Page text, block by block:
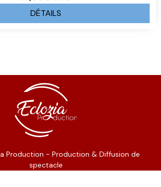
DÉTAILS
Production - Production & Diffusion de
spectacle